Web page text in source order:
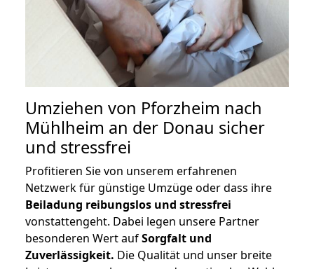
Umziehen von Pforzheim nach
Mühlheim an der Donau sicher
und stressfrei
Profitieren Sie von unserem erfahrenen
Netzwerk für günstige Umzüge oder dass ihre
Beiladung reibungslos und stressfrei
vonstattengeht. Dabei legen unsere Partner
besonderen Wert aufSorgfalt und
Zuverlässigkeit. Die Qualität und unser breite